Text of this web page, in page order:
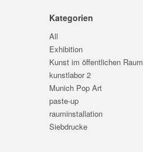
Kategorien
All
Exhibition
Kunst im öffentlichen Raum
kunstlabor 2
Munich Pop Art
paste-up
rauminstallation
Siebdrucke